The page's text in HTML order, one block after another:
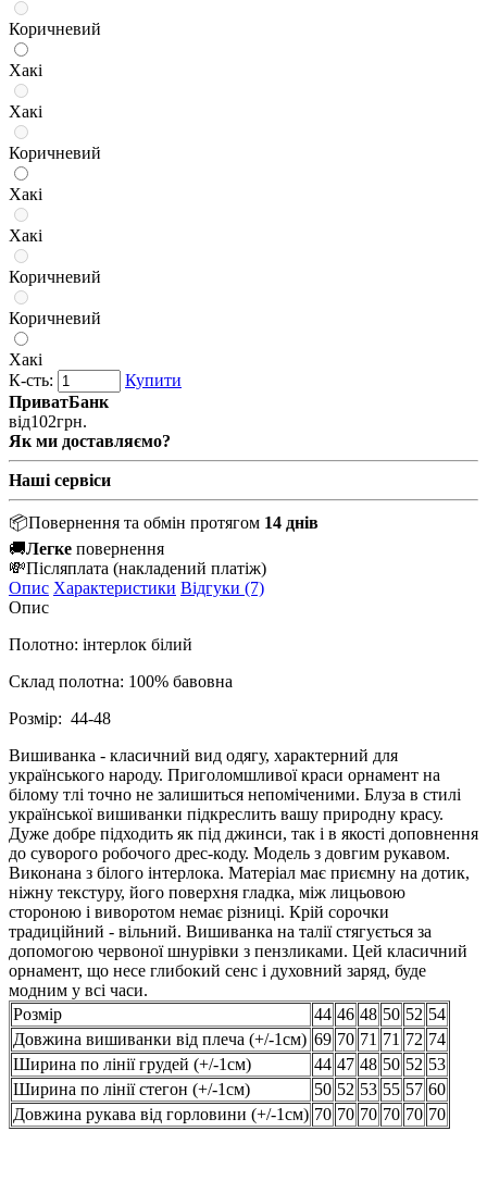
Коричневий
Хакі
Хакі
Коричневий
Хакі
Хакі
Коричневий
Коричневий
Хакі
К-сть:
Купити
ПриватБанк
від102грн.
Як ми доставляємо?
Наші сервіси
📦Повернення та обмін протягом 14 днів
🚚Легке повернення
💸Післяплата (накладений платіж)
Опис Характеристики Відгуки (7)
Опис
Полотно: інтерлок білий
Склад полотна: 100% бавовна
Розмір: 44-48
Вишиванка - класичний вид одягу, характерний для
українського народу. Приголомшливої ​​краси орнамент на
білому тлі точно не залишиться непоміченими. Блуза в стилі
української вишиванки підкреслить вашу природну красу.
Дуже добре підходить як під джинси, так і в якості доповнення
до суворого робочого дрес-коду. Модель з довгим рукавом.
Виконана з білого інтерлока. Матеріал має приємну на дотик,
ніжну текстуру, його поверхня гладка, між лицьовою
стороною і виворотом немає різниці. Крій сорочки
традиційний - вільний. Вишиванка на талії стягується за
допомогою червоної шнурівки з пензликами. Цей класичний
орнамент, що несе глибокий сенс і духовний заряд, буде
модним у всі часи.
Розмір
44 46 48 50 52 54
Довжина вишиванки від плеча (+/-1см) 69 70 71 71 72 74
Ширина по лінії грудей (+/-1см)
44 47 48 50 52 53
Ширина по лінії стегон (+/-1см)
50 52 53 55 57 60
Довжина рукава від горловини (+/-1см) 70 70 70 70 70 70